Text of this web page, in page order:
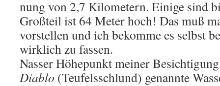
nung von 2,7 Ki­lo­me­tern. Ei­ni­ge sind
Groß­teil ist 64 Meter hoch! Das muß
vor­stel­len und ich be­kom­me es selbst
wirk­lich zu fas­sen.
Nas­ser Hö­he­punkt mei­ner
Dia­blo (Teu­fels­schlund) ge­nann­te